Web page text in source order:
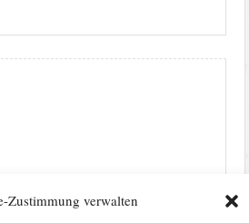
Zustimmung verwalten